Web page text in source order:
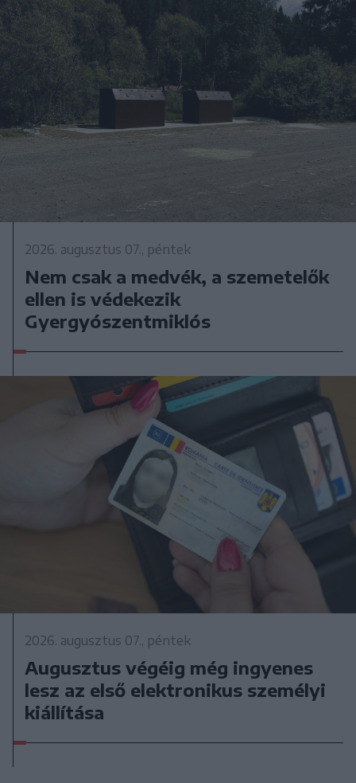
2026. augusztus 07., péntek
Nem csak a medvék, a szemetelők
ellen is védekezik
Gyergyószentmiklós
2026. augusztus 07., péntek
Augusztus végéig még ingyenes
lesz az első elektronikus személyi
kiállítása